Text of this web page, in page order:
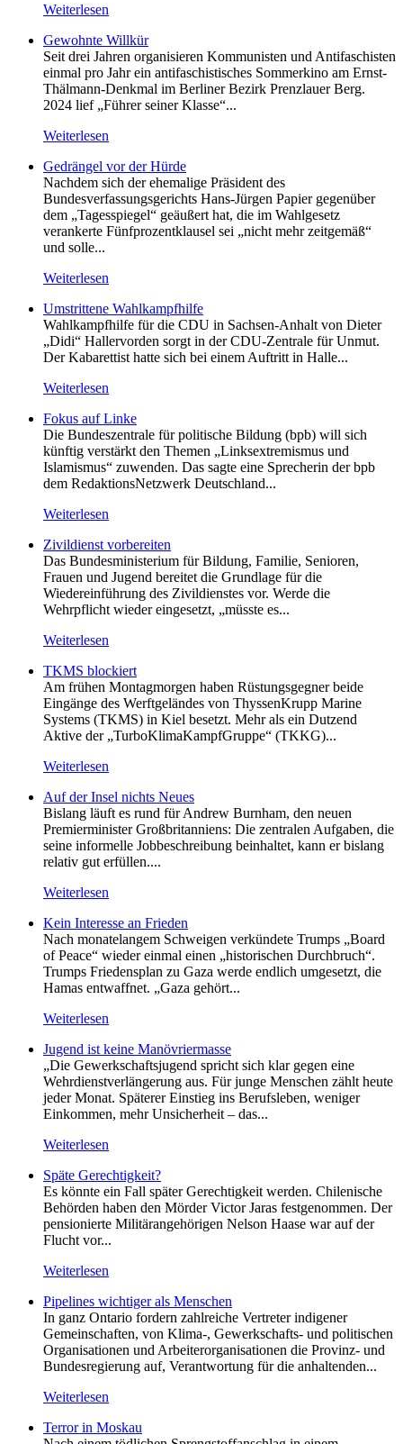
Weiterlesen
Gewohnte Willkür
Seit drei Jahren organisieren Kommunisten und Antifaschisten
einmal pro Jahr ein antifaschistisches Sommerkino am Ernst-
Thälmann-Denkmal im Berliner Bezirk Prenzlauer Berg.
2024 lief „Führer seiner Klasse“...
Weiterlesen
Gedrängel vor der Hürde
Nachdem sich der ehemalige Präsident des
Bundesverfassungsgerichts Hans-Jürgen Papier gegenüber
dem „Tagesspiegel“ geäußert hat, die im Wahlgesetz
verankerte Fünfprozentklausel sei „nicht mehr zeitgemäß“
und solle...
Weiterlesen
Umstrittene Wahlkampfhilfe
Wahlkampfhilfe für die CDU in Sachsen-Anhalt von Dieter
„Didi“ Hallervorden sorgt in der CDU-Zentrale für Unmut.
Der Kabarettist hatte sich bei einem Auftritt in Halle...
Weiterlesen
Fokus auf Linke
Die Bundeszentrale für politische Bildung (bpb) will sich
künftig verstärkt den Themen „Linksextremismus und
Islamismus“ zuwenden. Das sagte eine Sprecherin der bpb
dem RedaktionsNetzwerk Deutschland...
Weiterlesen
Zivildienst vorbereiten
Das Bundesministerium für Bildung, Familie, Senioren,
Frauen und Jugend bereitet die Grundlage für die
Wiedereinführung des Zivildienstes vor. Werde die
Wehrpflicht wieder eingesetzt, „müsste es...
Weiterlesen
TKMS blockiert
Am frühen Montagmorgen haben Rüstungsgegner beide
Eingänge des Werftgeländes von ThyssenKrupp Marine
Systems (TKMS) in Kiel besetzt. Mehr als ein Dutzend
Aktive der „TurboKlimaKampfGruppe“ (TKKG)...
Weiterlesen
Auf der Insel nichts Neues
Bislang läuft es rund für Andrew Burnham, den neuen
Premierminister Großbritanniens: Die zentralen Aufgaben, die
seine informelle Jobbeschreibung beinhaltet, kann er bislang
relativ gut erfüllen....
Weiterlesen
Kein Inte­resse an Frieden
Nach monatelangem Schweigen verkündete Trumps „Board
of Peace“ wieder einmal einen „historischen Durchbruch“.
Trumps Friedensplan zu Gaza werde endlich umgesetzt, die
Hamas entwaffnet. „Gaza gehört...
Weiterlesen
Jugend ist keine Manövriermasse
„Die Gewerkschaftsjugend spricht sich klar gegen eine
Wehrdienstverlängerung aus. Für junge Menschen zählt heute
jeder Monat. Späterer Einstieg ins Berufsleben, weniger
Einkommen, mehr Unsicherheit – das...
Weiterlesen
Späte Gerechtigkeit?
Es könnte ein Fall später Gerechtigkeit werden. Chilenische
Behörden haben den Mörder Victor Jaras festgenommen. Der
pensionierte Militärangehörigen Nelson Haase war auf der
Flucht vor...
Weiterlesen
Pipelines wichtiger als Menschen
In ganz Ontario fordern zahlreiche Vertreter indigener
Gemeinschaften, von Klima-, Gewerkschafts- und politischen
Organisationen und Arbeiterorganisationen die Provinz- und
Bundesregierung auf, Verantwortung für die anhaltenden...
Weiterlesen
Terror in Moskau